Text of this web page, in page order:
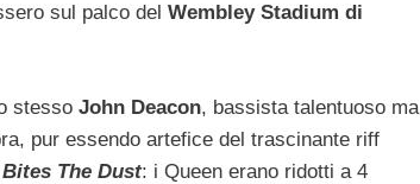
sul palco del Wembley Stadium di
stesso John Deacon, bassista talentuoso ma
pur essendo artefice del trascinante riff
The Dust: i Queen erano ridotti a 4